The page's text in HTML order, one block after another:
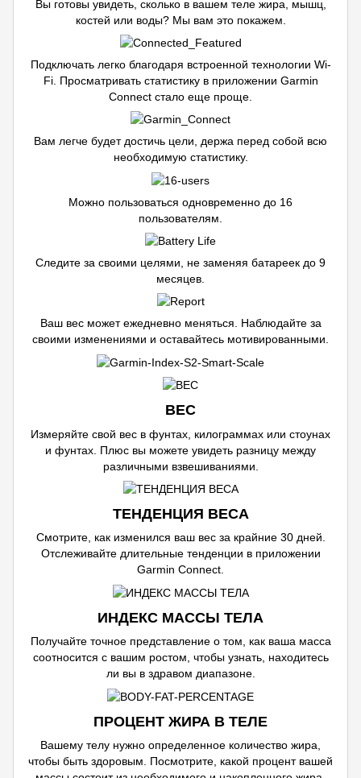
Вы готовы увидеть, сколько в вашем теле жира, мышц,
костей или воды? Мы вам это покажем.
Подключать легко благодаря встроенной технологии Wi-
Fi. Просматривать статистику в приложении Garmin
Connect стало еще проще.
Вам легче будет достичь цели, держа перед собой всю
необходимую статистику.
Можно пользоваться одновременно до 16
пользователям.
Следите за своими целями, не заменяя батареек до 9
месяцев.
Ваш вес может ежедневно меняться. Наблюдайте за
своими изменениями и оставайтесь мотивированными.
ВЕС
Измеряйте свой вес в фунтах, килограммах или стоунах
и фунтах. Плюс вы можете увидеть разницу между
различными взвешиваниями.
ТЕНДЕНЦИЯ ВЕСА
Смотрите, как изменился ваш вес за крайние 30 дней.
Отслеживайте длительные тенденции в приложении
Garmin Connect.
ИНДЕКС МАССЫ ТЕЛА
Получайте точное представление о том, как ваша масса
соотносится с вашим ростом, чтобы узнать, находитесь
ли вы в здравом диапазоне.
ПРОЦЕНТ ЖИРА В ТЕЛЕ
Вашему телу нужно определенное количество жира,
чтобы быть здоровым. Посмотрите, какой процент вашей